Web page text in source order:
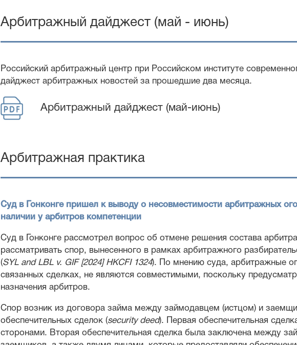
Арбитражный дайджест (май - июнь)
Российский арбитражный центр при Российском институте
дайджест арбитражных новостей за прошедшие два месяца.
Арбитражный дайджест (май-июнь)
Арбитражная практика
Суд в Гонконге пришел к выводу о несовместимости арбитражных
наличии у арбитров компетенции
Суд в Гонконге рассмотрел вопрос об отмене решения состава
рассматривать спор, вынесенного в рамках арбитражного
(SYL and LBL v. GIF [2024] HKCFI 1324). По мнению суда, арбитражные
связанных сделках, не являются совместимыми, поскольку
назначения арбитров.
Спор возник из договора займа между займодавцем (истцом) и
обеспечительных сделок (security deed). Первая обеспечительная
сторонами. Вторая обеспечительная сделка была заключена между